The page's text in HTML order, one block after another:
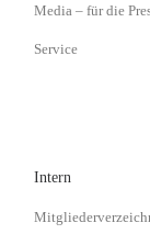
Media – für die
Service
Intern